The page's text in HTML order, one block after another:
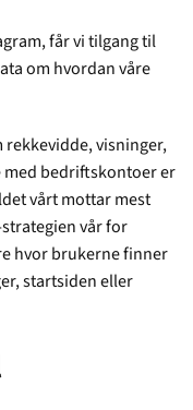
får vi tilgang til
om hvordan våre
rekkevidde, visninger,
med bedriftskontoer er
vårt mottar mest
vår for
hvor brukerne finner
startsiden eller